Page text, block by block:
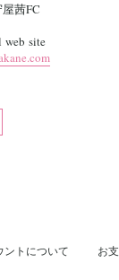
茜FC
site
ントについて お